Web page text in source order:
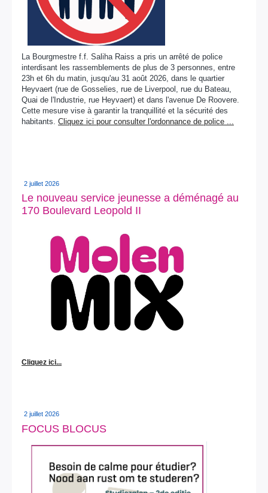
La Bourgmestre f.f. Saliha Raiss a pris un arrêté de police
interdisant les rassemblements de plus de 3 personnes, entre
23h et 6h du matin, jusqu'au 31 août 2026, dans le quartier
Heyvaert (rue de Gosselies, rue de Liverpool, rue du Bateau,
Quai de l'Industrie, rue Heyvaert) et dans l'avenue De Roovere.
Cette mesure vise à garantir la tranquillité et la sécurité des
habitants. Cliquez ici pour consulter l'ordonnance de police ...
2 juillet 2026
Le nouveau service jeunesse a déménagé au
170 Boulevard Leopold II
Cliquez ici...
2 juillet 2026
FOCUS BLOCUS